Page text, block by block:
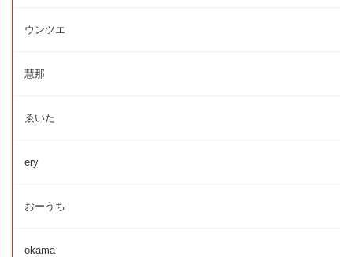
ウンツエ
慧那
ゑいた
ery
おーうち
okama